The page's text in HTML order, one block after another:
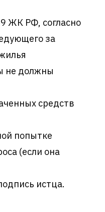
ЖК РФ, согласно
за
не должны
средств
попытке
(если она
истца.